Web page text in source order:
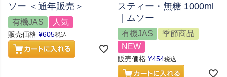
ソー ＜通年販売＞
有機JAS 人気
販売価格 ¥605税込
スティー・無糖 1000ml
｜ムソー
有機JAS
季節商品
NEW
販売価格 ¥454税込